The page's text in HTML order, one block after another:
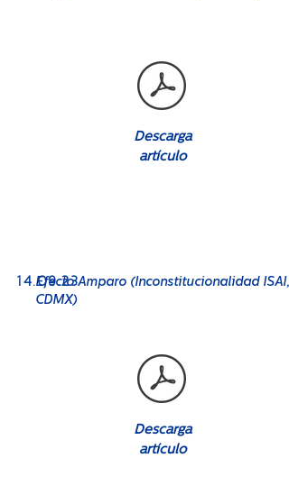
Descarga
artículo
14.09.23
Efecto Amparo (Inconstitucionalidad ISAI,
CDMX)
Descarga
artículo